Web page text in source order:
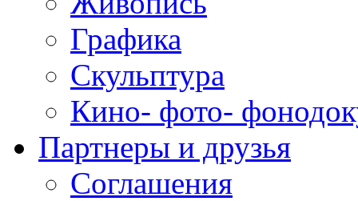
Графика
Скульптура
Кино- фото-
Партнеры и друзья
Соглашения